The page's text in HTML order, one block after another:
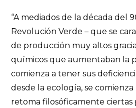
“A mediados de la década del
Revolución Verde – que se
de producción muy altos
químicos que aumentaban la
comienza a tener sus
desde la ecología, se
retoma filosóficamente ciertas